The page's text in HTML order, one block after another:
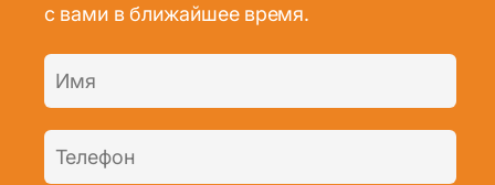
с вами в ближайшее время.